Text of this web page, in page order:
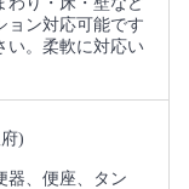
ョン対応可能です
い。柔軟に対応い
)
器、便座、タン